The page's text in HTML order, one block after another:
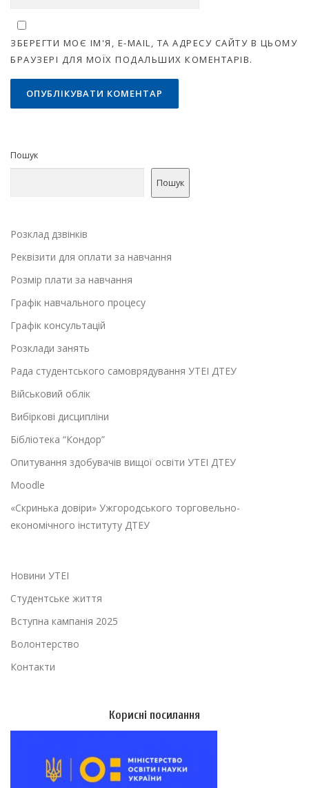
ЗБЕРЕГТИ МОЄ ІМ'Я, E-MAIL, ТА АДРЕСУ САЙТУ В ЦЬОМУ
БРАУЗЕРІ ДЛЯ МОЇХ ПОДАЛЬШИХ КОМЕНТАРІВ.
Пошук
Пошук
Розклад дзвінків
Реквізити для оплати за навчання
Розмір плати за навчання
Графік навчального процесу
Графік консультацій
Розклади занять
Рада студентського самоврядування УТЕІ ДТЕУ
Військовий облік
Вибіркові дисципліни
Бібліотека “Кондор”
Опитування здобувачів вищої освіти УТЕІ ДТЕУ
Moodle
«Скринька довіри» Ужгородського торговельно-
економічного інституту ДТЕУ
Новини УТЕІ
Студентське життя
Вступна кампанія 2025
Волонтерство
Контакти
Корисні посилання